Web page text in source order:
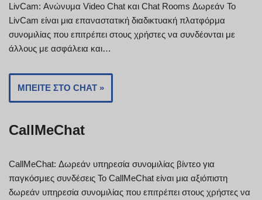
LivCam: Ανώνυμα Video Chat και Chat Rooms Δωρεάν Το
LivCam είναι μια επαναστατική διαδικτυακή πλατφόρμα
συνομιλίας που επιτρέπει στους χρήστες να συνδέονται με
άλλους με ασφάλεια και…
ΜΠΕΊΤΕ ΣΤΟ CHAT »
CallMeChat
CallMeChat: Δωρεάν υπηρεσία συνομιλίας βίντεο για
παγκόσμιες συνδέσεις Το CallMeChat είναι μια αξιόπιστη
δωρεάν υπηρεσία συνομιλίας που επιτρέπει στους χρήστες να